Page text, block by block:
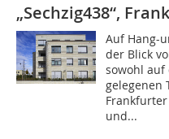
„Sechzig438“,
Auf Hang-
der Blick
sowohl auf
gelegenen
Frankfurter
und...